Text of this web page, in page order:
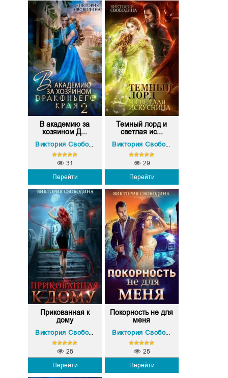
В академию за
хозяином Д...
Виктория Свободина
Перейти
31
Темный лорд и
светлая ис...
Виктория Свободина
Перейти
29
Прикованная к
дому
Виктория Свободина
Перейти
28
Покорность не для
меня
Виктория Свободина
Перейти
28